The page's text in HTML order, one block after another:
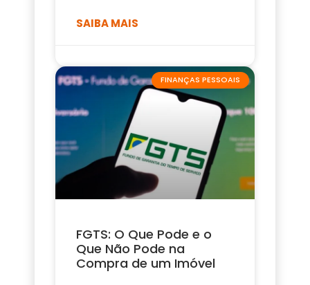
SAIBA MAIS
FINANÇAS PESSOAIS
FGTS: O Que Pode e o
Que Não Pode na
Compra de um Imóvel